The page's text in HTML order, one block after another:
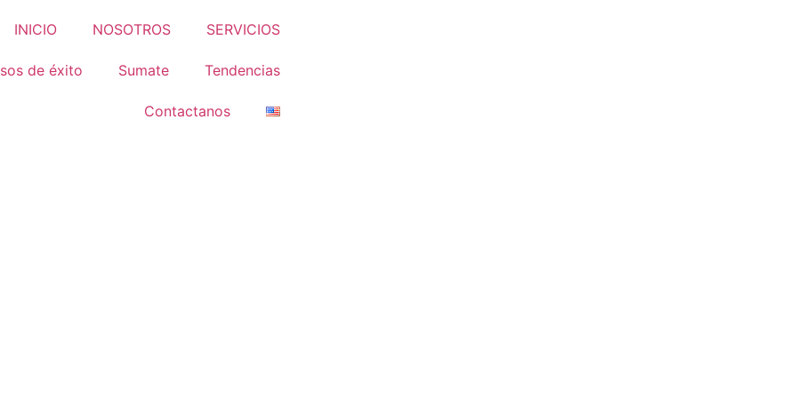
INICIO NOSOTROS SERVICIOS
de éxito Sumate Tendencias
Contactanos